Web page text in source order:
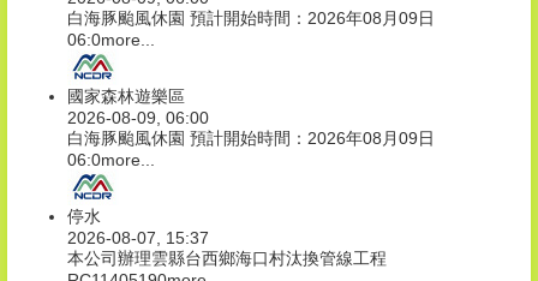
白海豚颱風休園 預計開始時間：2026年08月09日
06:0more...
國家森林遊樂區
2026-08-09, 06:00
白海豚颱風休園 預計開始時間：2026年08月09日
06:0more...
停水
2026-08-07, 15:37
本公司辦理雲縣台西鄉海口村汰換管線工程